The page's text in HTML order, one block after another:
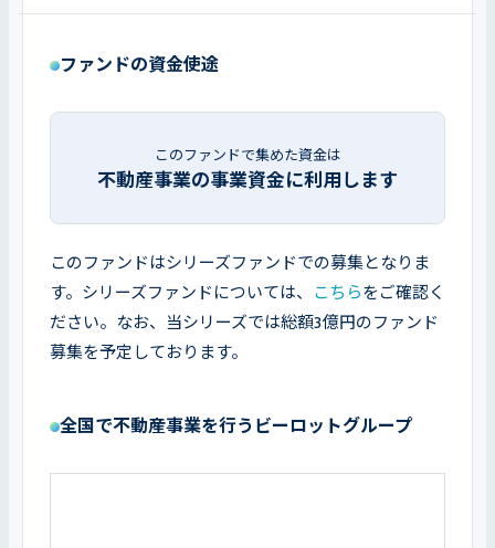
ファンドの資金使途
このファンドで集めた資金は
不動産事業の事業資金に利用します
このファンドはシリーズファンドでの募集となりま
す。シリーズファンドについては、
こちらをご確認く
ださい。なお、当シリーズでは総額3億円のファンド
募集を予定しております。
全国で不動産事業を行うビーロットグループ